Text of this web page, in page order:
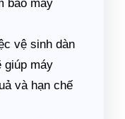
bảo máy
vệ sinh dàn
giúp máy
và hạn chế